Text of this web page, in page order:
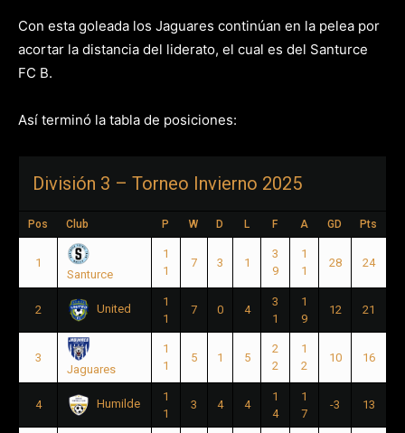
Con esta goleada los Jaguares continúan en la pelea por
acortar la distancia del liderato, el cual es del Santurce
FC B.
Así terminó la tabla de posiciones:
División 3 – Torneo Invierno 2025
Pos Club P W D L F A GD Pts
1
Santurce
1
1
7 3 1
3
9
1
1
28 24
2 United
1
1
7 0 4
3
1
1
9
12 21
3
Jaguares
1
1
5 1 5
2
2
1
2
10 16
4 Humilde
1
1
3 4 4
1
4
1
7
-3 13